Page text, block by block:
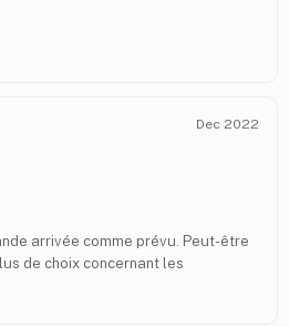
Dec 2022
arrivée comme prévu. Peut-être
de choix concernant les